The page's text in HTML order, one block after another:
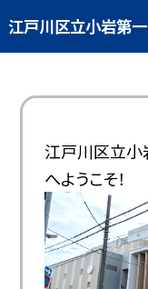
江戸川区立小岩第
江戸川区立小
へようこそ！